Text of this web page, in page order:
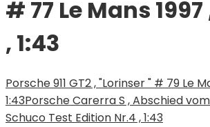
# 77 Le Mans
, 1:43
Porsche 911 GT2 , "Lorinser " # 79 Le
1:43Porsche Carerra S , Abschied vom
Schuco Test Edition Nr.4 , 1:43